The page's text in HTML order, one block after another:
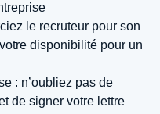
le recruteur pour son
disponibilité pour un
: n’oubliez pas de
de signer votre lettre